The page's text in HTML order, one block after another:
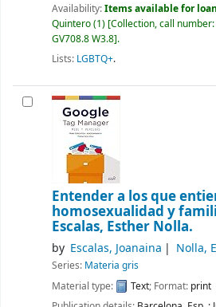
Availability:Items available for
Quintero(1) Collection, call number:
GV708.8 W3.8 .
Lists: LGBTQ+.
Entender a los que
homosexualidad y
Escalas, Esther Nolla.
by Escalas, Joanaina Nolla,
Series: Materia gris
Material type:
Text; Format: print